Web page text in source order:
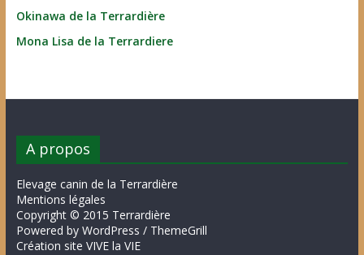
Okinawa de la Terrardière
Mona Lisa de la Terrardiere
A propos
Elevage canin de la Terrardière
Mentions légales
Copyright © 2015 Terrardière
Powered by WordPress / ThemeGrill
Création site VIVE la VIE